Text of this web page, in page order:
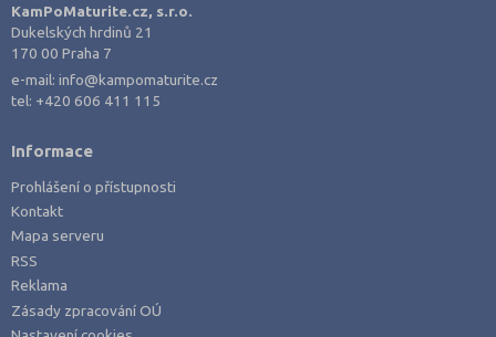
KamPoMaturite.cz, s.r.o.
Dukelských hrdinů 21
170 00 Praha 7
e-mail:info@kampomaturite.cz
tel: +420 606 411 115
Informace
Prohlášení o přístupnosti
Kontakt
Mapa serveru
RSS
Reklama
Zásady zpracování OÚ